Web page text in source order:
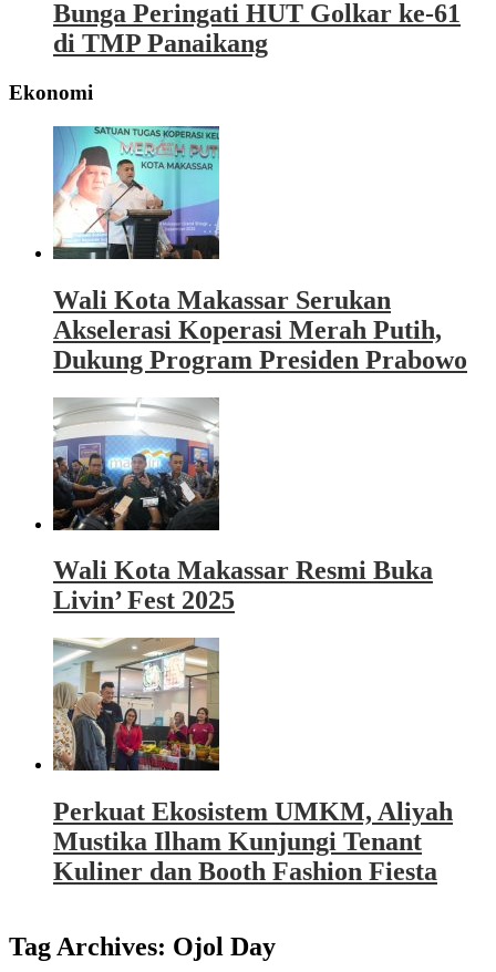
Bunga Peringati HUT Golkar ke-61
di TMP Panaikang
Ekonomi
Wali Kota Makassar Serukan
Akselerasi Koperasi Merah Putih,
Dukung Program Presiden Prabowo
Wali Kota Makassar Resmi Buka
Livin’ Fest 2025
Perkuat Ekosistem UMKM, Aliyah
Mustika Ilham Kunjungi Tenant
Kuliner dan Booth Fashion Fiesta
Tag Archives: Ojol Day